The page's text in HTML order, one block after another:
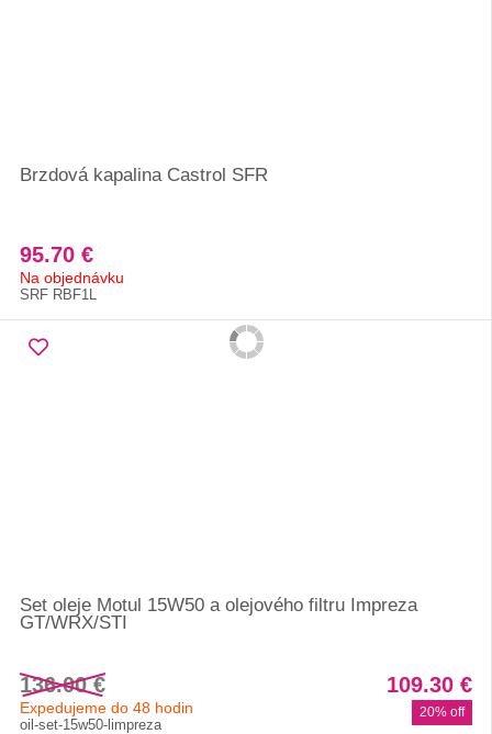
Brzdová kapalina Castrol SFR
95.70 €
Na objednávku
SRF RBF1L
Set oleje Motul 15W50 a olejového filtru Impreza
GT/WRX/STI
136.00 € 109.30 €
20% off
Expedujeme do 48 hodin
oil-set-15w50-limpreza